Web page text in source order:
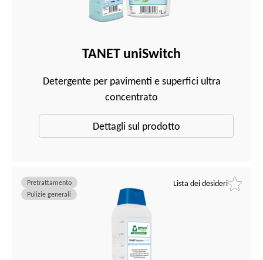
TANET uniSwitch
Detergente per pavimenti e superfici ultra
concentrato
Dettagli sul prodotto
Lista dei desideri
Pretrattamento
Pulizie generali